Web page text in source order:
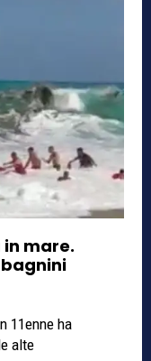
mare.
11enne ha
alte